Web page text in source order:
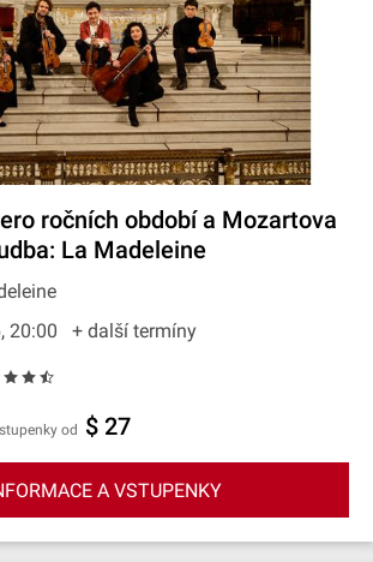
ročních období a Mozartova
La Madeleine
20:00
+ další termíny
Vstupenky od $ 27
A VSTUPENKY